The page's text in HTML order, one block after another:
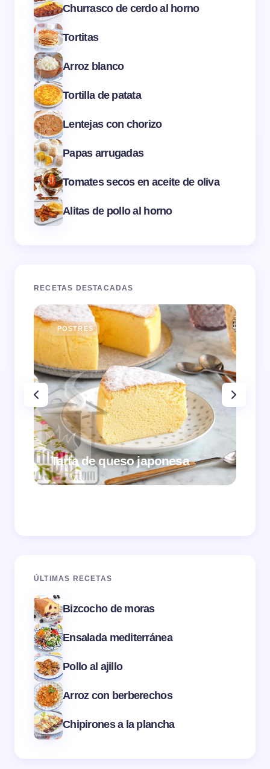
Churrasco de cerdo al horno
Tortitas
Arroz blanco
Tortilla de patata
Lentejas con chorizo
Papas arrugadas
Tomates secos en aceite de oliva
Alitas de pollo al horno
RECETAS DESTACADAS
POSTRES
Tarta de queso japonesa
ÚLTIMAS RECETAS
Bizcocho de moras
Ensalada mediterránea
Pollo al ajillo
Arroz con berberechos
Chipirones a la plancha